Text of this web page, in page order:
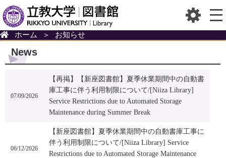
ホーム ＞ お知らせ
News
07/09/2026
【再掲】【新座図書館】夏季休業期間中の自動書
庫工事に伴う利用制限について/[Niiza Library]
Service Restrictions due to Automated Storage
Maintenance during Summer Break
06/12/2026
【新座図書館】夏季休業期間中の自動書庫工事に
伴う利用制限について/[Niiza Library] Service
Restrictions due to Automated Storage Maintenance